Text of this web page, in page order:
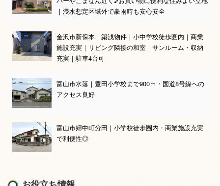
｜浸水想定区域外で豪雨時も安心安全
金沢市新保本｜築浅物件｜小中学校徒歩圏内｜商業
施設充実｜リビング隣接の和室｜サンルーム・収納
充実｜駐車4台可
富山市水落｜豊田小学校まで900ｍ・国道8号線への
アクセス良好
富山市婦中町分田｜小学校徒歩圏内・商業施設充実
で利便性◎